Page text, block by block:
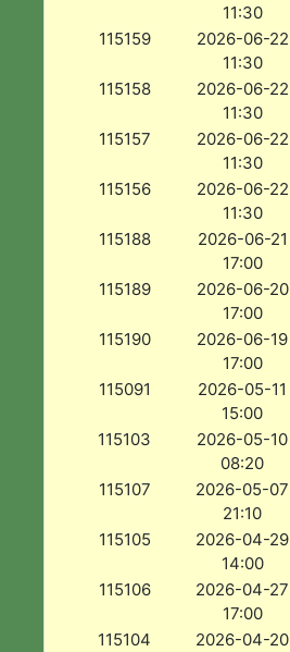
11:30
115159
2026-06-22
11:30
115158
2026-06-22
11:30
115157
2026-06-22
11:30
115156
2026-06-22
11:30
115188
2026-06-21
17:00
115189
2026-06-20
17:00
115190
2026-06-19
17:00
115091
2026-05-11
15:00
115103
2026-05-10
08:20
115107
2026-05-07
21:10
115105
2026-04-29
14:00
115106
2026-04-27
17:00
115104
2026-04-20